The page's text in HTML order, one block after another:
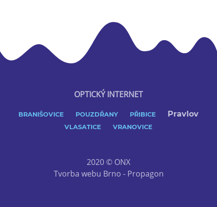
OPTICKÝ INTERNET
BRANIŠOVICE POUZDŘANY PŘIBICE Pravlov
VLASATICE VRANOVICE
2020 © ONX
Tvorba webu Brno - Propagon